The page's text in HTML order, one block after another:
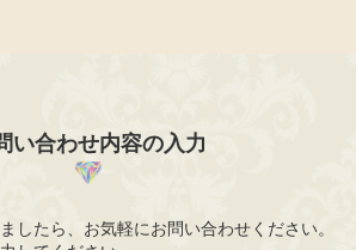
い合わせ内容の入力
したら、お気軽にお問い合わせください。